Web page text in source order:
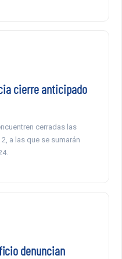
cierre anticipado
cerradas las
a las que se sumarán
denuncian